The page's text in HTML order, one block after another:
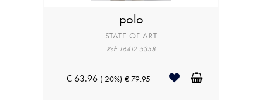
polo
STATE OF ART
Ref: 16412-5358
€ 63.96 (-20%) € 79.95